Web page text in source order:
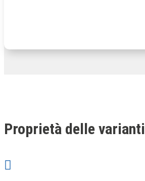
Proprietà delle varianti
